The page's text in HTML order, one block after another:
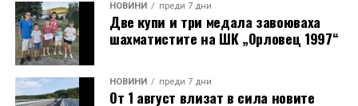
Години след разрушаването на кулата се заражда
инициатива за нейното възстановяване, обединила
НОВИНИ преди 7 дни
Две купи и три медала завоюваха
шахматистите на ШК „Орловец 1997“
НОВИНИ преди 7 дни
От 1 август влизат в сила новите